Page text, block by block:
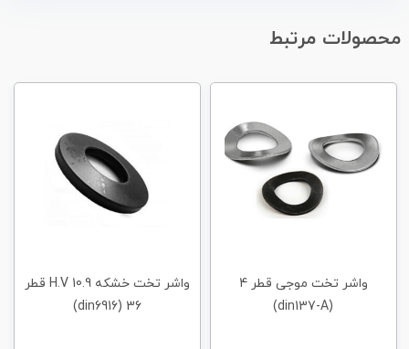
محصولات مرتبط
واشر تخت موجی قطر 4
واشر تخت خشکه H.V 10.9 قطر